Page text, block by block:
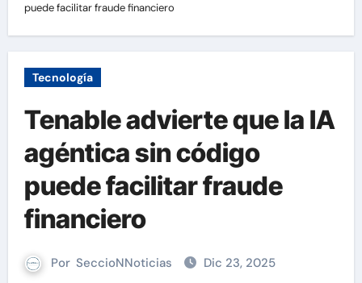
puede facilitar fraude financiero
Tecnología
Tenable advierte que la IA
agéntica sin código
puede facilitar fraude
financiero
Por SeccioNNoticias Dic 23, 2025